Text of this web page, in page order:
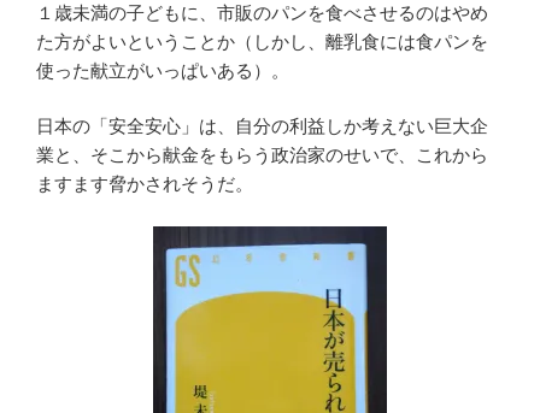
１歳未満の子どもに、市販のパンを食べさせるのはやめ
た方がよいということか（しかし、離乳食には食パンを
使った献立がいっぱいある）。
日本の「安全安心」は、自分の利益しか考えない巨大企
業と、そこから献金をもらう政治家のせいで、これから
ますます脅かされそうだ。